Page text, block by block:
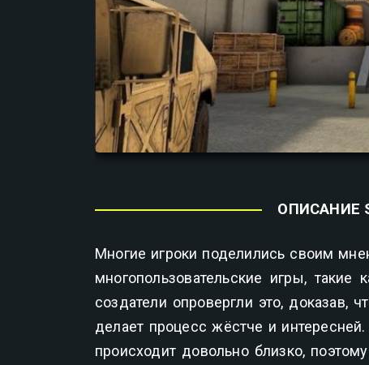
ОПИСАНИЕ
Многие игроки поделились своим
многопользовательские игры,
создатели опровергли это, доказав,
делает процесс жёстче и
происходит довольно близко,